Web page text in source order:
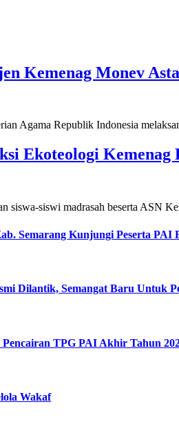
Kemenag Monev
Agama Republik Indonesia
Ekoteologi
siswa-siswi madrasah beserta ASN
Semarang Kunjungi Peserta PAI
Dilantik, Semangat Baru Untuk
TPG PAI Akhir Tahun
Wakaf